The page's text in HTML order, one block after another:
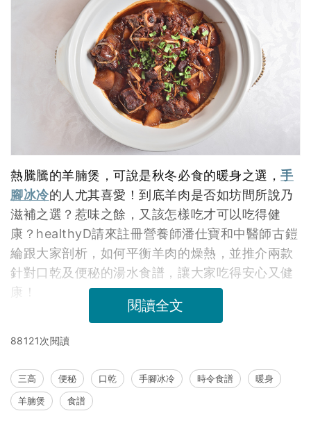
熱騰騰的羊腩煲，可說是秋冬必食的暖身之選，手
腳冰冷的人尤其喜愛！到底羊肉是否如坊間所說乃
滋補之選？惹味之餘，又該怎樣吃才可以吃得健
康？healthyD請來註冊營養師潘仕寶和中醫師古鎧
綸跟大家剖析，如何平衡羊肉的燥熱，並推介兩款
針對口乾及便秘的湯水食譜，讓大家吃得安心又健
康！
閱讀全文
88121次閱讀
三高 便秘 口乾 手腳冰冷 時令食譜
暖身
羊腩煲
食譜